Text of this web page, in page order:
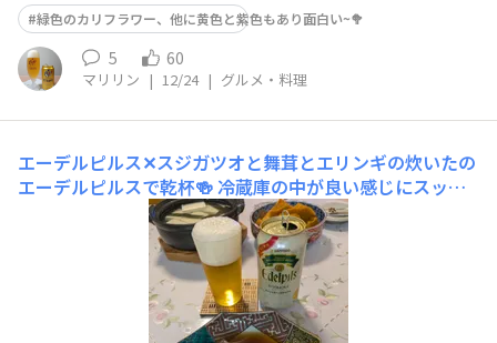
緑色のカリフラワー、他に黄色と紫色もあり面白い~🥦
5 60
マリリン | 12/24 | グルメ・料理
エーデルピルス✕スジガツオと舞茸とエリンギの炊いたの
エーデルピルスで乾杯🍻 冷蔵庫の中が良い感じにスッキ
リ✨と言うことは買い出しに行かねば💧歩いて近くのスー
パーへ🚶‍♀️今夜は何かな~とお魚コーナーウロウロ｡｡お👀ス
ジガツオがある✨加熱調理用とな、ふむ、煮魚に決定です
スジガツオと舞茸とエリンギの炊いたの、かぼちゃの煮
物、湯豆腐、そして納豆を